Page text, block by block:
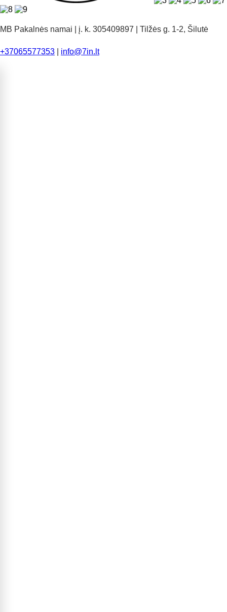
MB Pakalnės namai | į. k. 305409897 | Tilžės g. 1-2, Šilutė
+37065577353 info@7in.lt